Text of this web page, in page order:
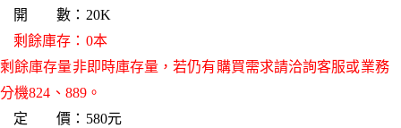
開 數：20K
剩餘庫存：0本
剩餘庫存量非即時庫存量，若仍有購買需求請洽詢客服或業務
分機824、889。
定 價：580元